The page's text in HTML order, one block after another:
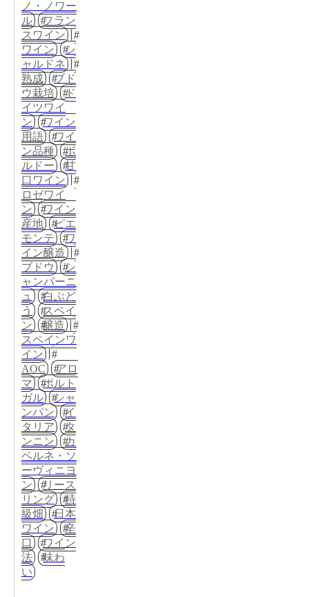
ノ・ノワー
ル
フラン
スワイン
ワイン
シ
ャルドネ
熟成
ブド
ウ栽培
ド
イツワイ
ン
ワイン
用語
ワイ
ン品種
ボ
ルドー
甘
口ワイン
ロゼワイ
ン
ワイン
産地
ピエ
モンテ
ワ
イン醸造
ブドウ
シ
ャンパーニ
ュ
白ぶど
う
スペイ
ン
醸造
スペインワ
イン
AOC
アロ
マ
ポルト
ガル
シャ
ンパン
イ
タリア
タ
ンニン
カ
ベルネ・ソ
ーヴィニヨ
ン
リース
リング
特
級畑
日本
ワイン
辛
口
ワイン
法
味わ
い